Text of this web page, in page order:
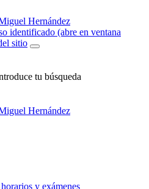
identificado (abre en ventana
sitio
tu búsqueda
y exámenes